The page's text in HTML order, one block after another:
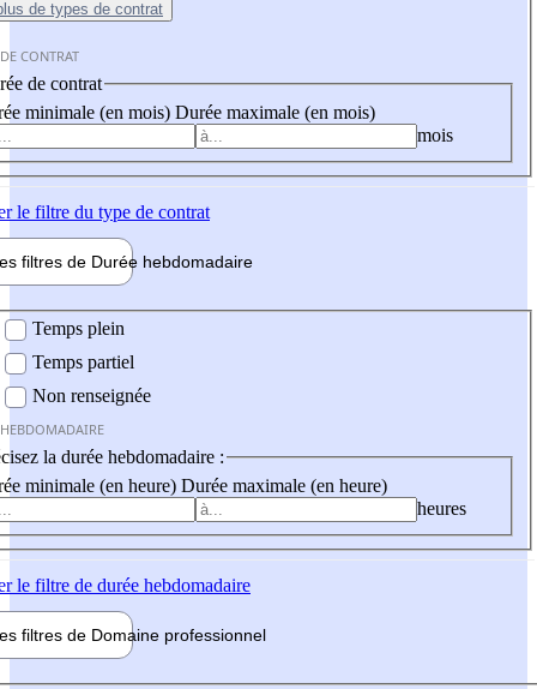
de types de contrat
CONTRAT
de contrat
minimale (en mois) Durée maximale (en mois)
mois
le filtre du type de contrat
filtres de Durée hebdomadaire
Temps plein
Temps partiel
Non renseignée
la durée hebdomadaire :
minimale (en heure) Durée maximale (en heure)
heures
le filtre de durée hebdomadaire
filtres de Domaine professionnel